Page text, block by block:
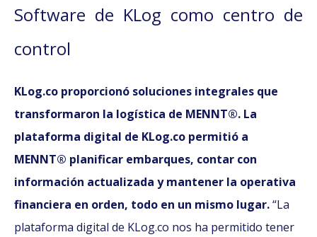
Software de KLog como centro de
control
KLog.co proporcionó soluciones integrales que
transformaron la logística de MENNT®. La
plataforma digital de KLog.co permitió a
MENNT® planificar embarques, contar con
información actualizada y mantener la operativa
financiera en orden, todo en un mismo lugar.“La
plataforma digital de KLog.co nos ha permitido tener